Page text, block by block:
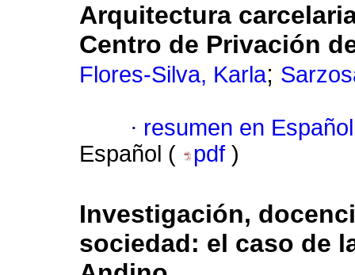
Arquitectura
Centro de Privación
Flores-Silva, Karla;
· resumen en Español
Español (
pdf )
Investigación,
sociedad: el caso de